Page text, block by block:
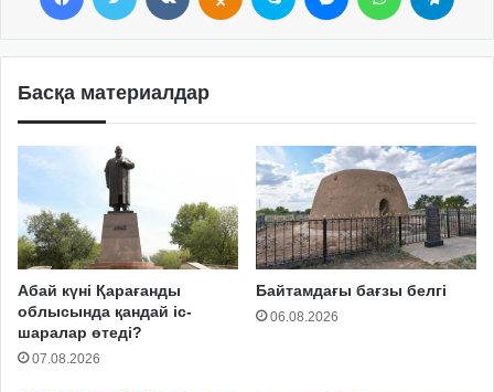
Басқа материалдар
Абай күні Қарағанды
облысында қандай іс-
шаралар өтеді?
07.08.2026
Байтамдағы бағзы белгі
06.08.2026